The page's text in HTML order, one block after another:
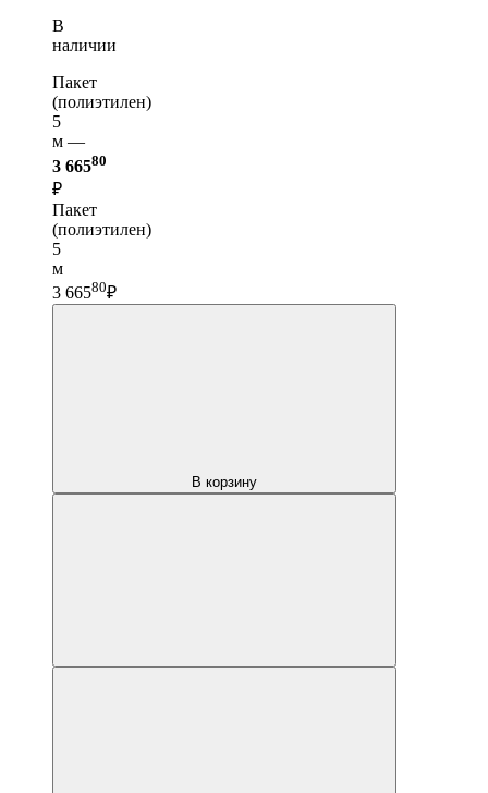
В
наличии
Пакет
(полиэтилен)
5
м —
3 66580
₽
Пакет
(полиэтилен)
5
м
3 66580₽
В корзину